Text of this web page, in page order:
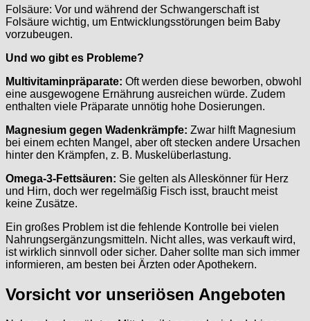
Folsäure: Vor und während der Schwangerschaft ist
Folsäure wichtig, um Entwicklungsstörungen beim Baby
vorzubeugen.
Und wo gibt es Probleme?
Multivitaminpräparate: Oft werden diese beworben, obwohl
eine ausgewogene Ernährung ausreichen würde. Zudem
enthalten viele Präparate unnötig hohe Dosierungen.
Magnesium gegen Wadenkrämpfe: Zwar hilft Magnesium
bei einem echten Mangel, aber oft stecken andere Ursachen
hinter den Krämpfen, z. B. Muskelüberlastung.
Omega-3-Fettsäuren: Sie gelten als Alleskönner für Herz
und Hirn, doch wer regelmäßig Fisch isst, braucht meist
keine Zusätze.
Ein großes Problem ist die fehlende Kontrolle bei vielen
Nahrungsergänzungsmitteln. Nicht alles, was verkauft wird,
ist wirklich sinnvoll oder sicher. Daher sollte man sich immer
informieren, am besten bei Ärzten oder Apothekern.
Vorsicht vor unseriösen Angeboten